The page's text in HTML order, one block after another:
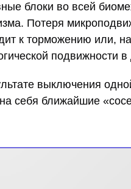
блоки во всей
Потеря
к торможению или,
подвижности
выключения
себя ближайшие